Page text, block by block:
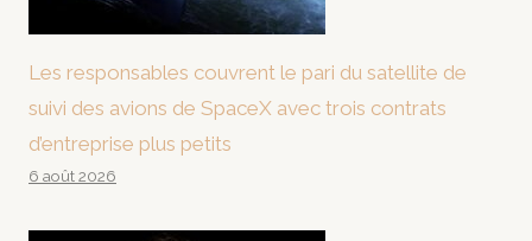
Les responsables couvrent le pari du satellite de
suivi des avions de SpaceX avec trois contrats
d’entreprise plus petits
6 août 2026